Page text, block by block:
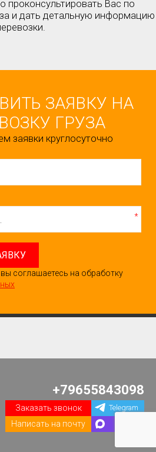
проконсультировать Вас по
и дать детальную
ЗАЯВКУ НА
ГРУЗА
заявки круглосуточно
*
соглашаетесь на обработку
+79655843098
Заказать звонок
Написать на почту
Telegram